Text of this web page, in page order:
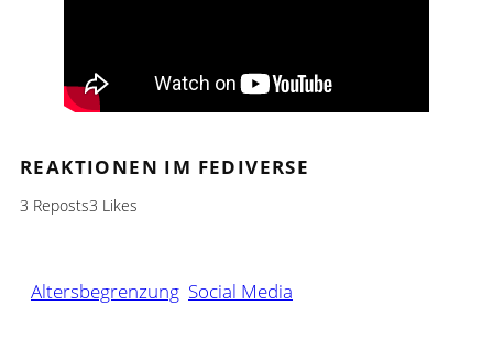
REAKTIONEN IM FEDIVERSE
3 Reposts3 Likes
Altersbegrenzung Social Media